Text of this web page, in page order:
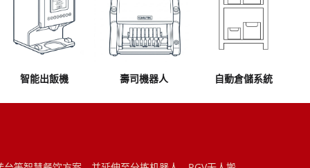
智能出飯機 壽司機器人 自動倉儲系統